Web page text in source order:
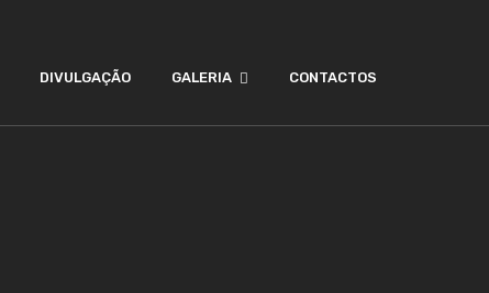
DIVULGAÇÃO GALERIA CONTACTOS